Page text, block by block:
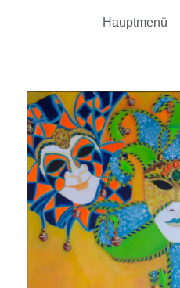
Hauptmenü